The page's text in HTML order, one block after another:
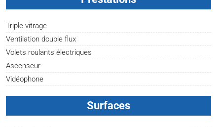
Triple vitrage
Ventilation double flux
Volets roulants électriques
Ascenseur
Vidéophone
Surfaces